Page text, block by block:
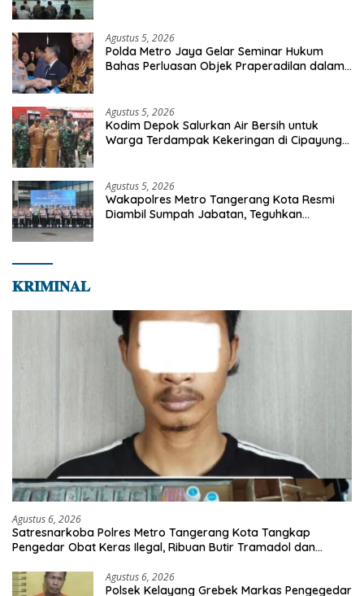
Agustus 5, 2026
Polda Metro Jaya Gelar Seminar Hukum
Bahas Perluasan Objek Praperadilan dalam
Agustus 5, 2026
Kodim Depok Salurkan Air Bersih untuk
Warga Terdampak Kekeringan di Cipayung
Agustus 5, 2026
Wakapolres Metro Tangerang Kota Resmi
Diambil Sumpah Jabatan, Teguhkan
𝐊𝐑𝐈𝐌𝐈𝐍𝐀𝐋
Agustus 6, 2026
Satresnarkoba Polres Metro Tangerang Kota Tangkap
Pengedar Obat Keras Ilegal, Ribuan Butir Tramadol dan
Agustus 6, 2026
Polsek Kelayang Grebek Markas Pengegedar